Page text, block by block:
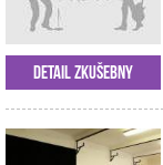
Detail zkušebny